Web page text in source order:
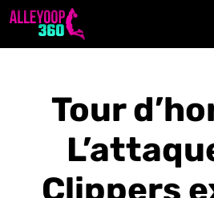
Aller
Tour
Clippers